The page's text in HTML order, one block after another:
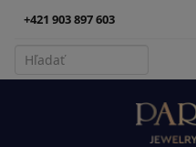
+421 903 897 603